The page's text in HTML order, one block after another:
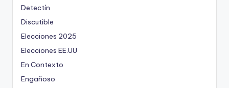
Detectín
Discutible
Elecciones 2025
Elecciones EE.UU
En Contexto
Engañoso